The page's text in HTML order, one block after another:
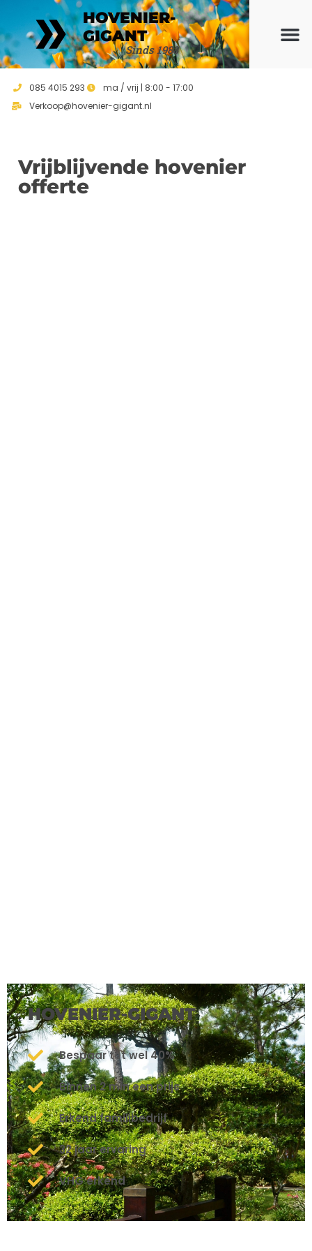
HOVENIER-
GIGANT
Sinds 1988
085 4015 293
ma / vrij | 8:00 - 17:00
Verkoop@hovenier-gigant.nl
Vrijblijvende hovenier
offerte
HOVENIER-GIGANT
Bespaar tot wel 40%
Binnen 2 min een prijs
Erkend familibedrijf
32 jaar ervaring
VHG erkend